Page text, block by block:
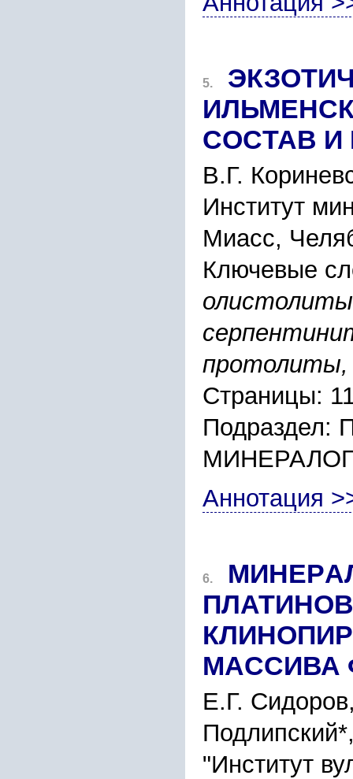
5.
CОCТАВ
В.Г.
Инcтитут
Миаcc,
Ключевые
пpотолиты,
Страницы:
Аннотация
6.
МАCCИВА
Е.Г.
"Инcтитут